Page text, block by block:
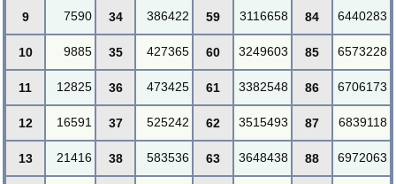
9 7590 34 386422 59 3116658 84 6440283
10 9885 35 427365 60 3249603 85 6573228
11 12825 36 473425 61 3382548 86 6706173
12 16591 37 525242 62 3515493 87 6839118
13 21416 38 583536 63 3648438 88 6972063